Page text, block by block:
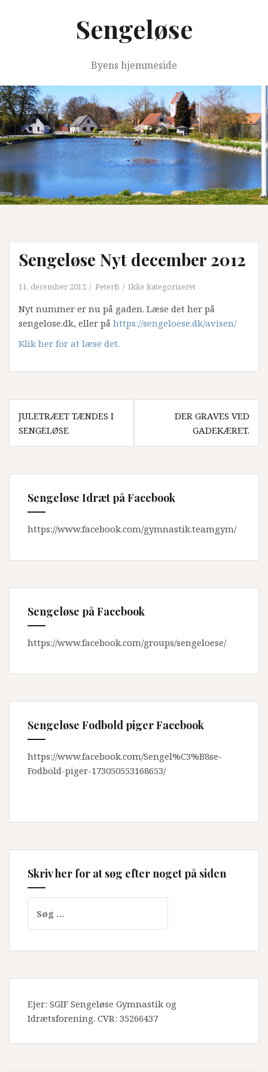
Sengeløse
Byens hjemmeside
Sengeløse Nyt december 2012
11. december 2012 PeterB Ikke kategoriseret
Nyt nummer er nu på gaden. Læse det her på
sengelose.dk, eller på https://sengeloese.dk/avisen/
Klik her for at læse det.
Indlægsnavigation
JULETRÆET TÆNDES I
SENGELØSE
DER GRAVES VED
GADEKÆRET.
Sengeløse Idræt på Facebook
https://www.facebook.com/gymnastik.teamgym/
Sengeløse på Facebook
https://www.facebook.com/groups/sengeloese/
Sengeløse Fodbold piger Facebook
https://www.facebook.com/Sengel%C3%B8se-
Fodbold-piger-173050553168653/
Skriv her for at søg efter noget på siden
efter:
Ejer: SGIF Sengeløse Gymnastik og
Idrætsforening. CVR: 35266437